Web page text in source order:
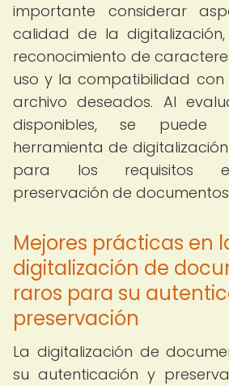
importante considerar
calidad de la
reconocimiento de
uso y la compatibilidad
archivo deseados. Al
disponibles, se puede
herramienta de
para los requisitos
preservación de
Mejores prácticas en
digitalización de
raros para su
preservación
La digitalización de
su autenticación y